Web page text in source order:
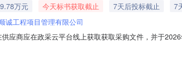
万元 今天标书获取截止 7天后投标截止
7
诚工程项目管理有限公司
应商应在政采云平台线上获取获取采购文件，并于
塔迈、加隆台等村供水设施改造工程数量：1预算金